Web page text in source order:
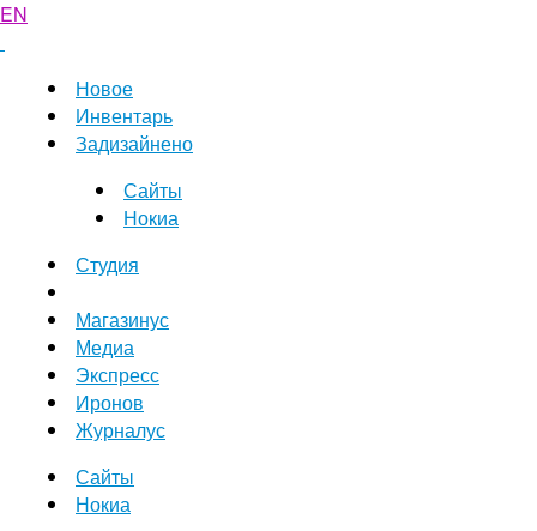
EN
Новое
Инвентарь
Задизайнено
Сайты
Нокиа
Студия
Магазинус
Медиа
Экспресс
Иронов
Журналус
Сайты
Нокиа